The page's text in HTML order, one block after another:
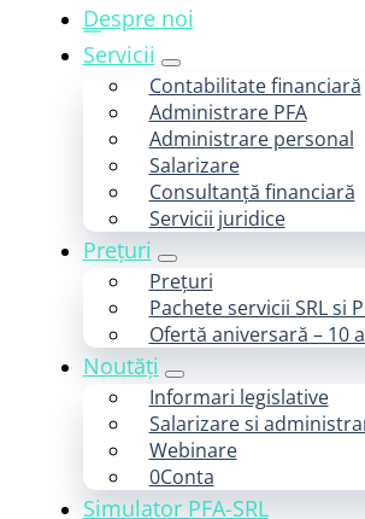
Despre noi
Servicii
Contabilitate financiară
Administrare PFA
Administrare personal
Salarizare
Consultanță financiară
Servicii juridice
Prețuri
Prețuri
Pachete servicii SRL si
Ofertă aniversară – 10
Noutăți
Informari legislative
Salarizare si
Webinare
0Conta
Simulator PFA-SRL